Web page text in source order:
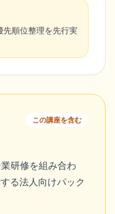
先順位整理を先行実
この講座を含む
研修を組み合わ
る法人向けパック